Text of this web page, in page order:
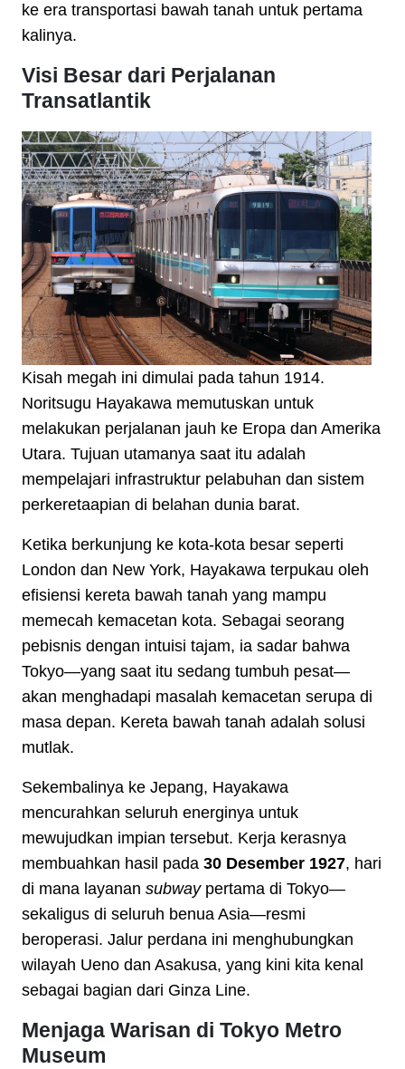
ke era transportasi bawah tanah untuk pertama
kalinya.
Visi Besar dari Perjalanan
Transatlantik
Kisah megah ini dimulai pada tahun 1914.
Noritsugu Hayakawa memutuskan untuk
melakukan perjalanan jauh ke Eropa dan Amerika
Utara. Tujuan utamanya saat itu adalah
mempelajari infrastruktur pelabuhan dan sistem
perkeretaapian di belahan dunia barat.
Ketika berkunjung ke kota-kota besar seperti
London dan New York, Hayakawa terpukau oleh
efisiensi kereta bawah tanah yang mampu
memecah kemacetan kota. Sebagai seorang
pebisnis dengan intuisi tajam, ia sadar bahwa
Tokyo—yang saat itu sedang tumbuh pesat—
akan menghadapi masalah kemacetan serupa di
masa depan. Kereta bawah tanah adalah solusi
mutlak.
Sekembalinya ke Jepang, Hayakawa
mencurahkan seluruh energinya untuk
mewujudkan impian tersebut. Kerja kerasnya
membuahkan hasil pada 30 Desember 1927, hari
di mana layanan subwaypertama di Tokyo—
sekaligus di seluruh benua Asia—resmi
beroperasi. Jalur perdana ini menghubungkan
wilayah Ueno dan Asakusa, yang kini kita kenal
sebagai bagian dari Ginza Line.
Menjaga Warisan di Tokyo Metro
Museum